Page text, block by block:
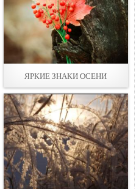
ЯРКИЕ ЗНАКИ ОСЕНИ